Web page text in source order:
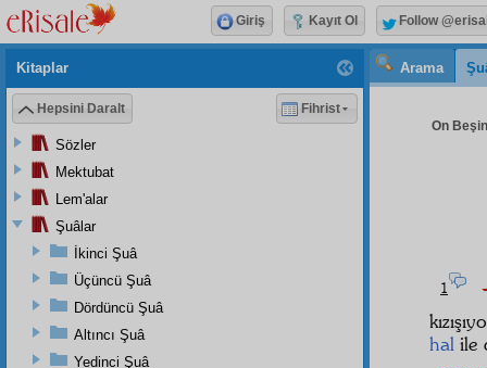
Arama
On
1
hal ile
Kitaplar
Hepsini Daralt Fihrist
Sözler
Mektubat
Lem'alar
Şuâlar
İkinci Şuâ
Üçüncü Şuâ
Dördüncü Şuâ
Altıncı Şuâ
Yedinci Şuâ
Giriş Kayıt Ol Follow